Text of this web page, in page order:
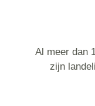
Al meer dan
zijn